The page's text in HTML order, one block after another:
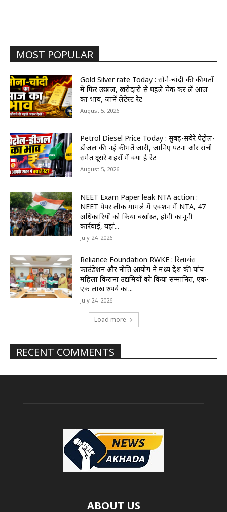
MOST POPULAR
Gold Silver rate Today : सोने-चांदी की कीमतों
में फिर उछाल, खरीदारी से पहले चेक कर लें आज
का भाव, जानें लेटेस्ट रेट
August 5, 2026
Petrol Diesel Price Today : सुबह-सवेरे पेट्रोल-
डीजल की नई कीमतें जारी, जानिए पटना और रांची
समेत दूसरे शहरों में क्या है रेट
August 5, 2026
NEET Exam Paper leak NTA action :
NEET पेपर लीक मामले में एक्शन में NTA, 47
अधिकारियों को किया बर्खास्त, होगी कानूनी
कार्रवाई, यहां...
July 24, 2026
Reliance Foundation RWKE : रिलायंस
फाउंडेशन और नीति आयोग ने मध्य प्रदेश की पांच
महिला किराना उद्यमियों को किया सम्मानित, एक-
एक लाख रुपये का...
July 24, 2026
Load more
RECENT COMMENTS
ABOUT US